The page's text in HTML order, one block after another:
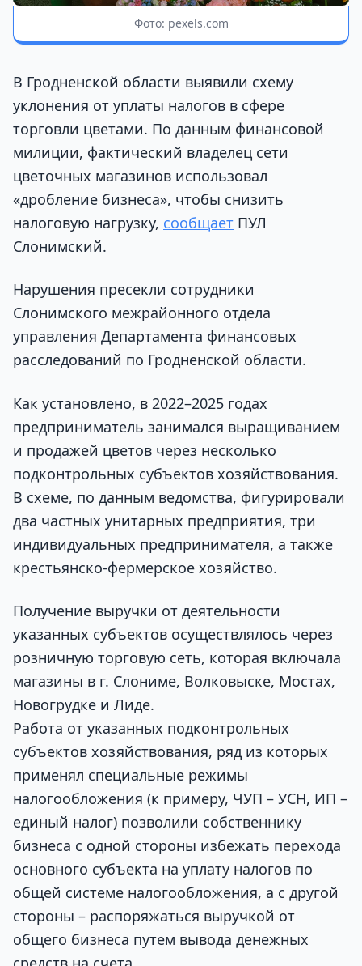
Фото: pexels.com
В Гродненской области выявили схему
уклонения от уплаты налогов в сфере
торговли цветами. По данным финансовой
милиции, фактический владелец сети
цветочных магазинов использовал
«дробление бизнеса», чтобы снизить
налоговую нагрузку, сообщает ПУЛ
Слонимский.
Нарушения пресекли сотрудники
Слонимского межрайонного отдела
управления Департамента финансовых
расследований по Гродненской области.
Как установлено, в 2022–2025 годах
предприниматель занимался выращиванием
и продажей цветов через несколько
подконтрольных субъектов хозяйствования.
В схеме, по данным ведомства, фигурировали
два частных унитарных предприятия, три
индивидуальных предпринимателя, а также
крестьянско-фермерское хозяйство.
Получение выручки от деятельности
указанных субъектов осуществлялось через
розничную торговую сеть, которая включала
магазины в г. Слониме, Волковыске, Мостах,
Новогрудке и Лиде.
Работа от указанных подконтрольных
субъектов хозяйствования, ряд из которых
применял специальные режимы
налогообложения (к примеру, ЧУП – УСН, ИП –
единый налог) позволили собственнику
бизнеса с одной стороны избежать перехода
основного субъекта на уплату налогов по
общей системе налогообложения, а с другой
стороны – распоряжаться выручкой от
общего бизнеса путем вывода денежных